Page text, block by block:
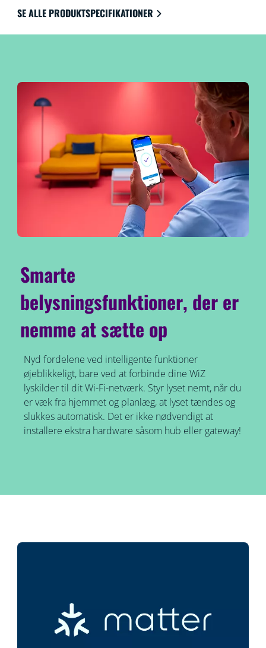
sammen med Google Home, Amazon Alexa og Apple
HomeKit, så du kan få ultimativ brugervenlighed.
SE ALLE PRODUKTSPECIFIKATIONER
Smarte
belysningsfunktioner, der er
nemme at sætte op
Nyd fordelene ved intelligente funktioner
øjeblikkeligt, bare ved at forbinde dine WiZ
lyskilder til dit Wi-Fi-netværk. Styr lyset nemt, når du
er væk fra hjemmet og planlæg, at lyset tændes og
slukkes automatisk. Det er ikke nødvendigt at
installere ekstra hardware såsom hub eller gateway!